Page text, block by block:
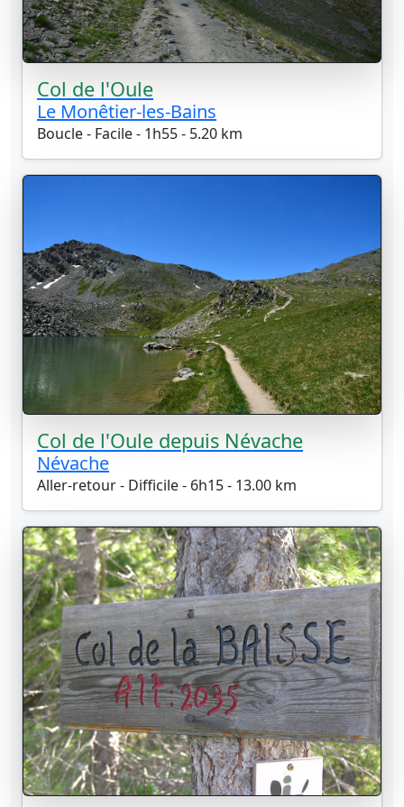
Col de l'Oule
Le Monêtier-les-Bains
Boucle - Facile - 1h55 - 5.20 km
Col de l'Oule depuis Névache
Névache
Aller-retour - Difficile - 6h15 - 13.00 km